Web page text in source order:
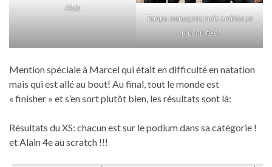
Alain
Temps menaçant mais ambiance
au beau fixe !
Mention spéciale à Marcel qui était en difficulté en natation
mais qui est allé au bout! Au final, tout le monde est
« finisher » et s’en sort plutôt bien, les résultats sont là:
Résultats du XS: chacun est sur le podium dans sa catégorie !
et Alain 4e au scratch !!!